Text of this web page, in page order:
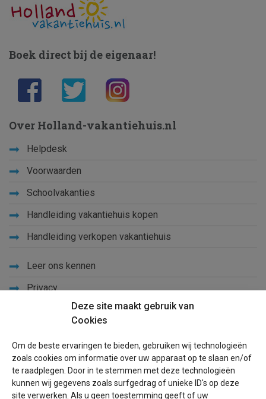
Deze site maakt gebruik van
Cookies
Om de beste ervaringen te bieden, gebruiken wij technologieën
zoals cookies om informatie over uw apparaat op te slaan en/of
te raadplegen. Door in te stemmen met deze technologieën
kunnen wij gegevens zoals surfgedrag of unieke ID's op deze
site verwerken. Als u geen toestemming geeft of uw
Boek direct bij de eigenaar!
Over Holland-vakantiehuis.nl
Helpdesk
Voorwaarden
Schoolvakanties
Handleiding vakantiehuis kopen
Handleiding verkopen vakantiehuis
Leer ons kennen
Privacy
Blog
Voor eigenaren